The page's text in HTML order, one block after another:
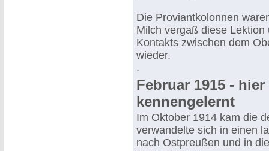
Die Proviantkolonnen
Milch vergaß diese
Kontakts zwischen dem
wieder.
.
Februar 1915 -
kennengelernt
Im Oktober 1914 kam die
verwandelte sich in einen
nach Ostpreußen und in